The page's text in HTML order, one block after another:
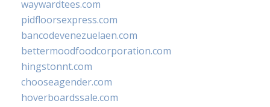
waywardtees.com
pidfloorsexpress.com
bancodevenezuelaen.com
bettermoodfoodcorporation.com
hingstonnt.com
chooseagender.com
hoverboardssale.com